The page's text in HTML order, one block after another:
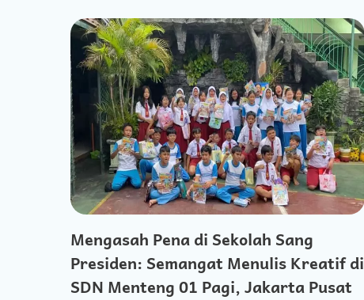
Mengasah Pena di Sekolah Sang
Presiden: Semangat Menulis Kreatif di
SDN Menteng 01 Pagi, Jakarta Pusat